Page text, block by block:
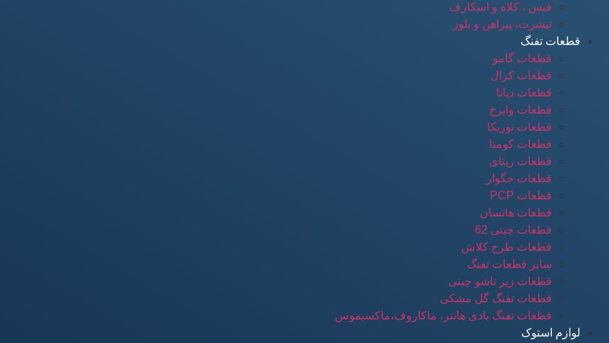
فیس ، کلاه و اسکارف
تیشرت، پیراهن و بلوز
قطعات تفنگ
قطعات گامو
قطعات کرال
قطعات دیانا
قطعات وایرخ
قطعات نوریکا
قطعات کومتا
قطعات ریتای
قطعات جگوار
قطعات PCP
قطعات هاتسان
قطعات چینی 62
قطعات طرح کلاش
سایر قطعات تفنگ
قطعات زیر تاشو چینی
قطعات تفنگ گل مشکی
قطعات تفنگ بادی هانتر، ماکاروف،ماکسیموس
لوازم استوک